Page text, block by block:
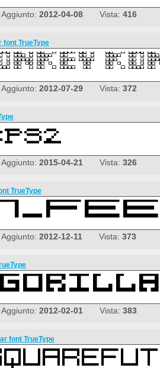
2012-04-08 Vista: 416
font TrueType
2012-07-29 Vista: 372
2015-04-21 Vista: 326
TrueType
2012-12-11 Vista: 373
2012-02-01 Vista: 383
font TrueType